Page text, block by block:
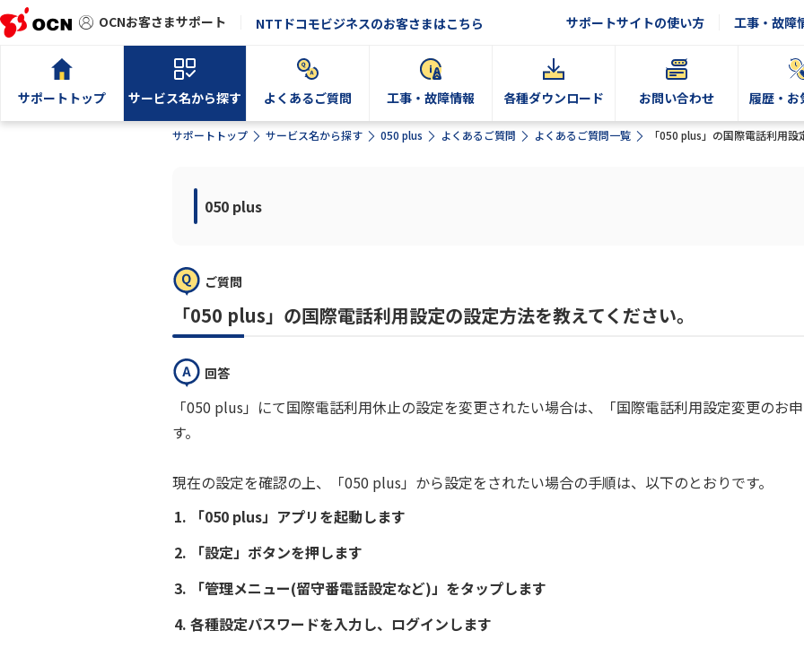
OCNお客さまサポート NTTドコモビジネスのお客さまはこちら サポートサイトの使い方 工事・故障
サポートトップ サービス名から探す よくあるご質問 工事・故障情報 各種ダウンロード お問い合わせ 履歴・お
サポートトップ サービス名から探す 050 plus よくあるご質問 よくあるご質問一覧 「050 plus」の国際電話利用設
050 plus
ご質問
「050 plus」の国際電話利用設定の設定方法を教えてください。
回答
「050 plus」にて国際電話利用休止の設定を変更されたい場合は、「国際電話利用設定変更のお
す。
現在の設定を確認の上、「050 plus」から設定をされたい場合の手順は、以下のとおりです。
「050 plus」アプリを起動します
「設定」ボタンを押します
「管理メニュー(留守番電話設定など)」をタップします
各種設定パスワードを入力し、ログインします